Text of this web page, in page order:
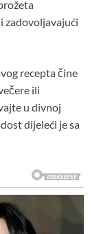
zadovoljavajući
recepta čine
ili
u divnoj
dijeleći je sa